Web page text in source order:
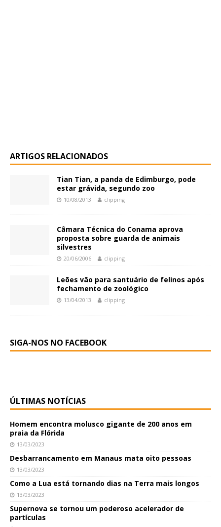
ARTIGOS RELACIONADOS
Tian Tian, a panda de Edimburgo, pode
estar grávida, segundo zoo
10/08/2013 clipping
Câmara Técnica do Conama aprova
proposta sobre guarda de animais
silvestres
20/06/2006 clipping
Leões vão para santuário de felinos após
fechamento de zoológico
13/04/2013 clipping
SIGA-NOS NO FACEBOOK
ÚLTIMAS NOTÍCIAS
Homem encontra molusco gigante de 200 anos em
praia da Flórida
13/03/2023
Desbarrancamento em Manaus mata oito pessoas
13/03/2023
Como a Lua está tornando dias na Terra mais longos
13/03/2023
Supernova se tornou um poderoso acelerador de
partículas